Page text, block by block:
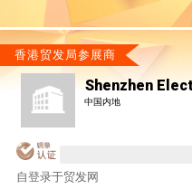
香港贸发局参展商
Shenzhen
中国内地
自登录于贸发网